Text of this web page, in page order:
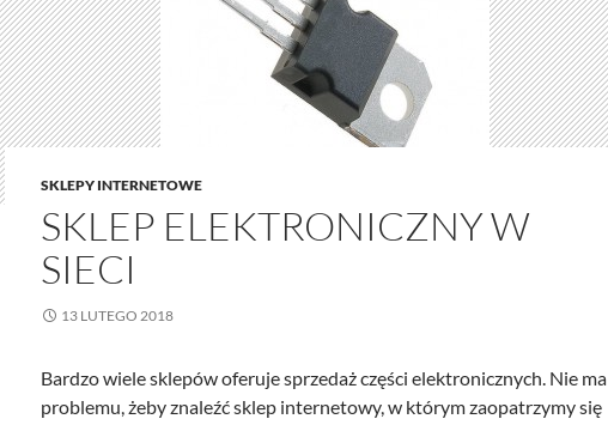
SKLEPY INTERNETOWE
SKLEP ELEKTRONICZNY W
SIECI
13 LUTEGO 2018
Bardzo wiele sklepów oferuje sprzedaż części elektronicznych. Nie ma
problemu, żeby znaleźć sklep internetowy, w którym zaopatrzymy się